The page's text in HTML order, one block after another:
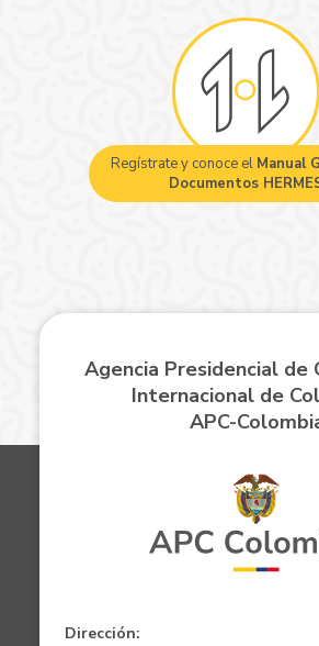
Regístrate y conoce el Manual
Documentos
Agencia Presidencial de
Internacional de
APC-
Dirección: